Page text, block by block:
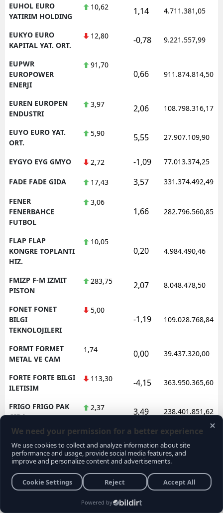
EUHOL EURO
YATIRIM HOLDING
10,62 1,14 4.711.381,05
EUKYO EURO
KAPITAL YAT. ORT.
12,80 -0,78 9.221.557,99
EUPWR
EUROPOWER
ENERJI
91,70
0,66 911.874.814,50
EUREN EUROPEN
ENDUSTRI
3,97 2,06 108.798.316,17
EUYO EURO YAT.
ORT.
5,90 5,55 27.907.109,90
EYGYO EYG GMYO 2,72 -1,09 77.013.374,25
FADE FADE GIDA 17,43 3,57 331.374.492,49
FENER
FENERBAHCE
FUTBOL
3,06
1,66 282.796.560,85
FLAP FLAP
KONGRE TOPLANTI
HIZ.
10,05
0,20 4.984.490,46
FMIZP F-M IZMIT
PISTON
283,75 2,07 8.048.478,50
FONET FONET
BILGI
TEKNOLOJILERI
5,00
-1,19 109.028.768,84
FORMT FORMET
METAL VE CAM
1,74 0,00 39.437.320,00
FORTE FORTE BILGI
ILETISIM
113,30 -4,15 363.950.365,60
FRIGO FRIGO PAK
GIDA
2,37 3,49 238.401.851,62
FRMPL FORMUL
PLASTIK VE METAL
35,76 1,48
FROTO FORD
OTOSAN
78,10
FZLGY FUZUL
-4,43